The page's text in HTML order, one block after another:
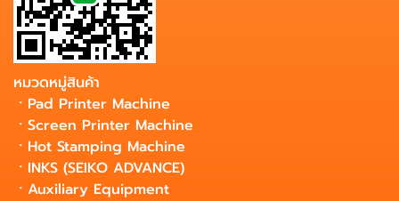
หมวดหมู่สินค้า
ㆍ Pad Printer Machine
ㆍ Screen Printer Machine
ㆍ Hot Stamping Machine
ㆍ INKS (SEIKO ADVANCE)
ㆍ Auxiliary Equipment